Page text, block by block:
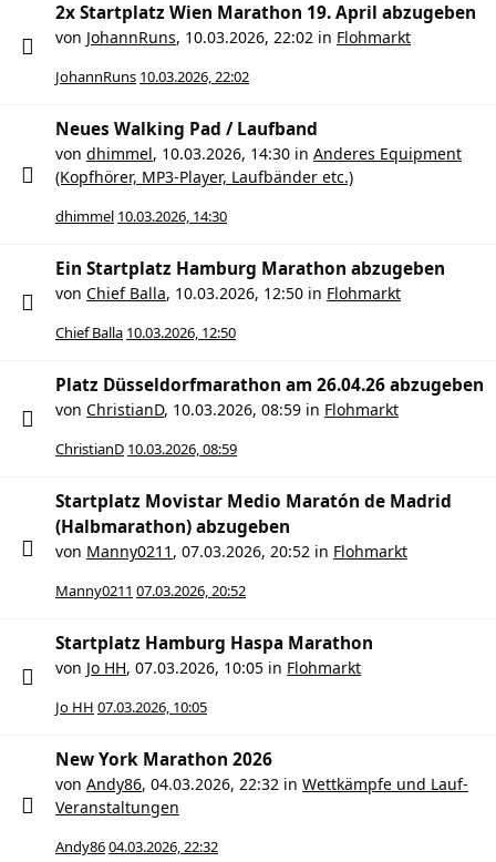
2x Startplatz Wien Marathon 19. April abzugeben
von JohannRuns, 10.03.2026, 22:02 in Flohmarkt
JohannRuns 10.03.2026, 22:02
Neues Walking Pad / Laufband
von dhimmel, 10.03.2026, 14:30 in Anderes Equipment
(Kopfhörer, MP3-Player, Laufbänder etc.)
dhimmel 10.03.2026, 14:30
Ein Startplatz Hamburg Marathon abzugeben
von Chief Balla, 10.03.2026, 12:50 in Flohmarkt
Chief Balla 10.03.2026, 12:50
Platz Düsseldorfmarathon am 26.04.26 abzugeben
von ChristianD, 10.03.2026, 08:59 in Flohmarkt
ChristianD 10.03.2026, 08:59
Startplatz Movistar Medio Maratón de Madrid
(Halbmarathon) abzugeben
von Manny0211 , 07.03.2026, 20:52 in Flohmarkt
Manny0211 07.03.2026, 20:52
Startplatz Hamburg Haspa Marathon
von Jo HH, 07.03.2026, 10:05 in Flohmarkt
Jo HH 07.03.2026, 10:05
New York Marathon 2026
von Andy86, 04.03.2026, 22:32 in Wettkämpfe und Lauf-
Veranstaltungen
Andy8604.03.2026, 22:32